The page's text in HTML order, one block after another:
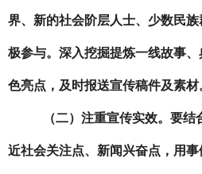
界、新的社会阶层人士、少数民
极参与。深入挖掘提炼一线故事
色亮点，及时报送宣传稿件及素材
（二）注重宣传实效。 要结
近社会关注点、新闻兴奋点，用